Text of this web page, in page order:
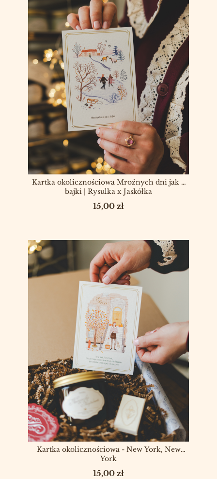
Kartka okolicznościowa Mroźnych dni jak z
bajki | Rysulka x Jaskółka
Cena
15,00 zł
Kartka okolicznościowa - New York, New
York
Cena
15,00 zł